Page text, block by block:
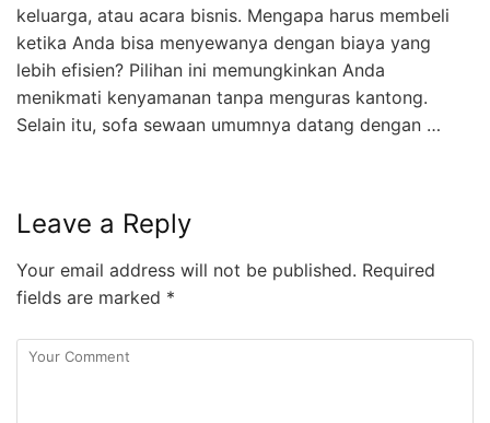
keluarga, atau acara bisnis. Mengapa harus membeli
ketika Anda bisa menyewanya dengan biaya yang
lebih efisien? Pilihan ini memungkinkan Anda
menikmati kenyamanan tanpa menguras kantong.
Selain itu, sofa sewaan umumnya datang dengan …
Leave a Reply
Your email address will not be published. Required
fields are marked *